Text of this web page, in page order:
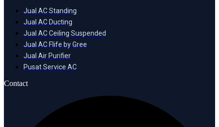
Jual AC Standing
Jual AC Ducting
Jual AC Ceiling Suspended
Jual AC Flife by Gree
Jual Air Purifier
Pusat Service AC
Contact